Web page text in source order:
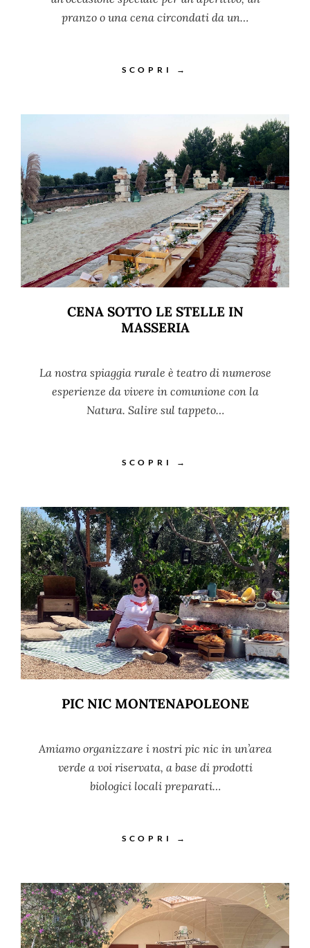
pranzo o una cena circondati da un…
SCOPRI →
CENA SOTTO LE STELLE IN
MASSERIA
La nostra spiaggia rurale è teatro di numerose
esperienze da vivere in comunione con la
Natura. Salire sul tappeto…
SCOPRI →
PIC NIC MONTENAPOLEONE
Amiamo organizzare i nostri pic nic in un’area
verde a voi riservata, a base di prodotti
biologici locali preparati…
SCOPRI →